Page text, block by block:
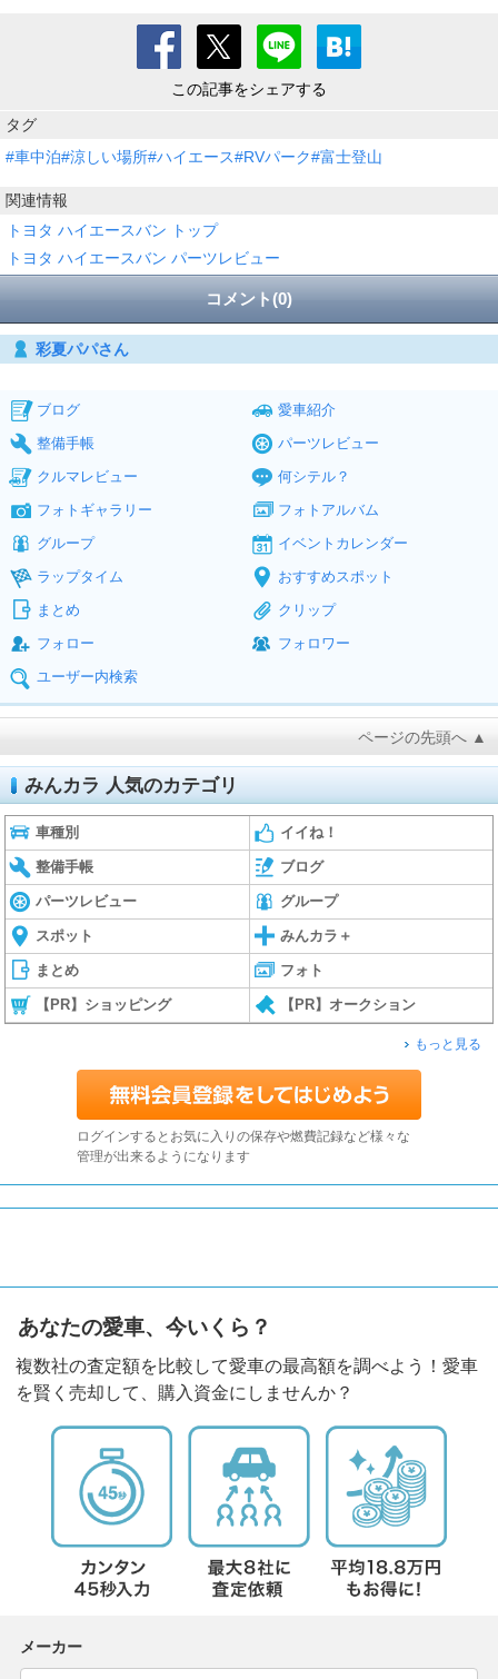
この記事をシェアする
タグ
#車中泊#涼しい場所#ハイエース#RVパーク#富士登山
関連情報
トヨタ ハイエースバン トップ
トヨタ ハイエースバン パーツレビュー
コメント(0)
彩夏パパさん
ブログ
愛車紹介
整備手帳
パーツレビュー
クルマレビュー
何シテル？
フォトギャラリー
フォトアルバム
グループ
イベントカレンダー
ラップタイム
おすすめスポット
まとめ
クリップ
フォロー
フォロワー
ユーザー内検索
ページの先頭へ ▲
みんカラ 人気のカテゴリ
車種別 イイね！
整備手帳 ブログ
パーツレビュー グループ
スポット みんカラ＋
まとめ フォト
【PR】ショッピング 【PR】オークション
もっと見る
ログインするとお気に入りの保存や燃費記録など様々な
管理が出来るようになります
あなたの愛車、今いくら？
複数社の査定額を比較して愛車の最高額を調べよう！愛車
を賢く売却して、購入資金にしませんか？
メーカー